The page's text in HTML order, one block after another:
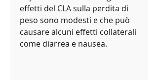
effetti del CLA sulla perdita di
peso sono modesti e che può
causare alcuni effetti collaterali
come diarrea e nausea.